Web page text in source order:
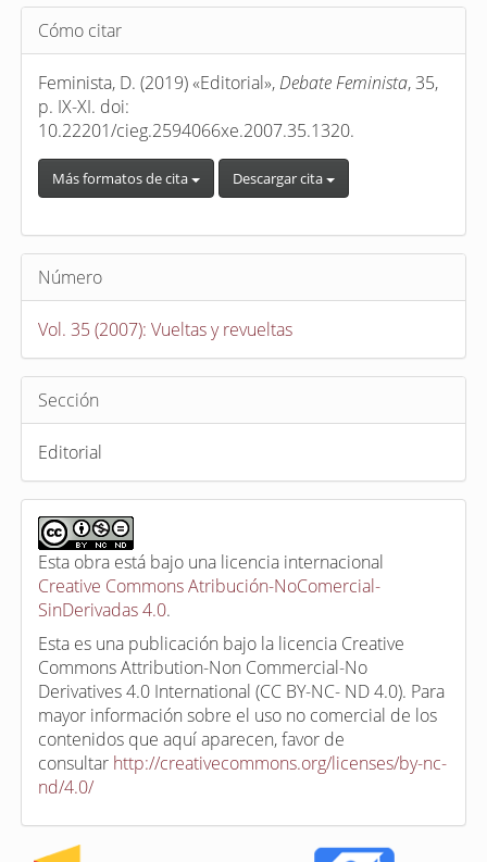
Detalles
del
artículo
Cómo citar
Feminista, D. (2019) «Editorial», Debate Feminista, 35,
p. IX-XI. doi:
10.22201/cieg.2594066xe.2007.35.1320.
Más formatos de cita Descargar cita
Número
Vol. 35 (2007): Vueltas y revueltas
Sección
Editorial
Esta obra está bajo una licencia internacional
Creative Commons Atribución-NoComercial-
SinDerivadas 4.0.
Esta es una publicación bajo la licencia Creative
Commons Attribution-Non Commercial-No
Derivatives 4.0 International (CC BY-NC- ND 4.0). Para
mayor información sobre el uso no comercial de los
contenidos que aquí aparecen, favor de
consultar http://creativecommons.org/licenses/by-nc-
nd/4.0/